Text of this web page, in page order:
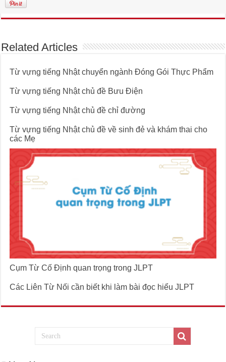
Related Articles
Từ vựng tiếng Nhật chuyển ngành Đóng Gói Thực Phẩm
Từ vựng tiếng Nhật chủ đề Bưu Điện
Từ vựng tiếng Nhật chủ đề chỉ đường
Từ vựng tiếng Nhật chủ đề về sinh đẻ và khám thai cho
các Mẹ
Cụm Từ Cố Định quan trọng trong JLPT
Các Liên Từ Nối cần biết khi làm bài đọc hiểu JLPT